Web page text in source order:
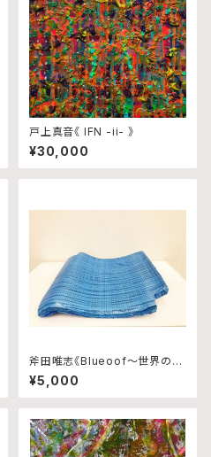
戸上真音《 IFN -ii- 》
¥30,000
斧田唯志《Blueoof〜世界の真
ん中で輝いた日本政府から千葉
県民へ贈り物〜》
¥5,000